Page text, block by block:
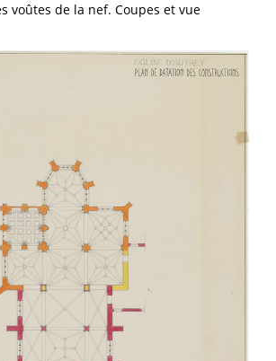
voûtes de la nef. Coupes et vue